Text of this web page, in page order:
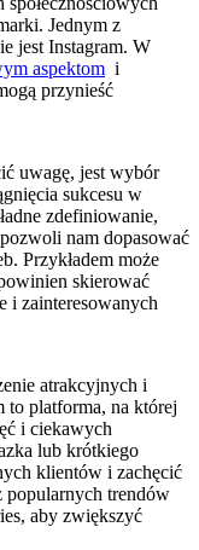
Jednym ​z
jest Instagram.⁢ W
aspektom ⁣ i
przynieść
uwagę, ​jest wybór
sukcesu‌ w
zdefiniowanie,
​nam‍ dopasować
Przykładem może
skierować​
i zainteresowanych
​atrakcyjnych ⁢i⁢
to‌ platforma, na ‍której
i ciekawych
lub krótkiego
klientów⁣ i⁢ zachęcić
popularnych trendów
​aby zwiększyć⁣